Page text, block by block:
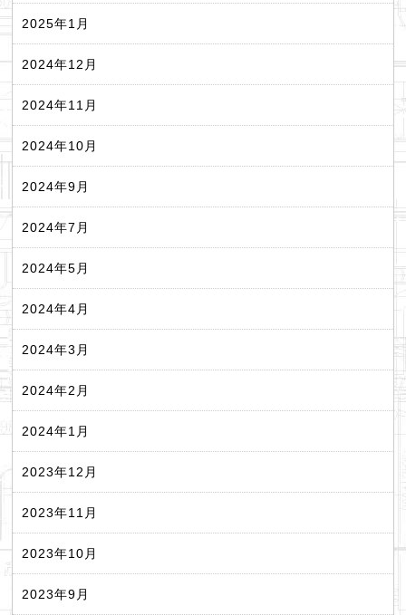
2025年1月
2024年12月
2024年11月
2024年10月
2024年9月
2024年7月
2024年5月
2024年4月
2024年3月
2024年2月
2024年1月
2023年12月
2023年11月
2023年10月
2023年9月